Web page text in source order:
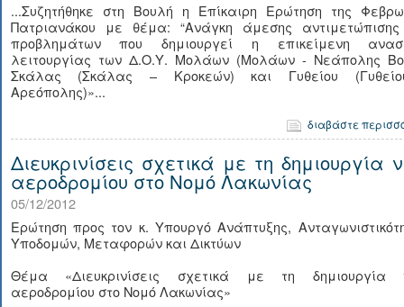
...Συζητήθηκε στη Βουλή η Επίκαιρη Ερώτηση της
Πατριανάκου με θέμα: “Ανάγκη άμεσης
προβλημάτων που δημιουργεί η επικείμενη
λειτουργίας των Δ.Ο.Υ. Μολάων (Μολάων - Νεάπολης
Σκάλας (Σκάλας – Κροκεών) και Γυθείου
Αρεόπολης)»...
διαβάστε
Διευκρινίσεις σχετικά με τη δημιουργία
αεροδρομίου στο Νομό Λακωνίας
05/12/2012
Ερώτηση προς τον κ. Υπουργό Ανάπτυξης,
Υποδομών, Μεταφορών και Δικτύων
Θέμα «Διευκρινίσεις σχετικά με τη δημιουργία
αεροδρομίου στο Νομό Λακωνίας»